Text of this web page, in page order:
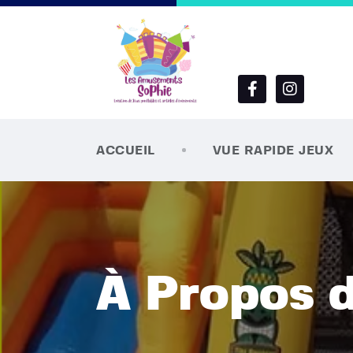
ACCUEIL VUE RAPIDE JEUX
À Propos